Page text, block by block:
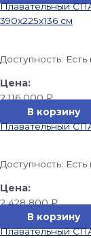
Плавательный
390x225x136 см
Доступность:
2 116 000₽
В корзину
Плавательный
Доступность:
2 428 800₽
В корзину
Плавательный